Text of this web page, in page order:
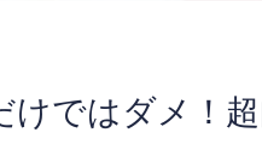
けではダメ！